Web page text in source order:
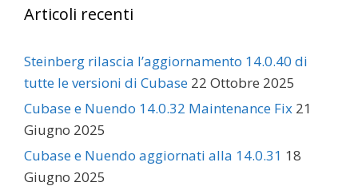
Articoli recenti
Steinberg rilascia l’aggiornamento 14.0.40 di
tutte le versioni di Cubase 22 Ottobre 2025
Cubase e Nuendo 14.0.32 Maintenance Fix 21
Giugno 2025
Cubase e Nuendo aggiornati alla 14.0.31 18
Giugno 2025